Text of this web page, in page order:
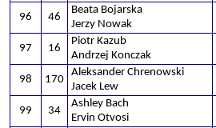
96
46
Beata Bojarska
Jerzy Nowak
97
16
Piotr Kazub
Andrzej Konczak
98 170
Aleksander Chrenowski
Jacek Lew
99
34
Ashley Bach
Ervin Otvosi